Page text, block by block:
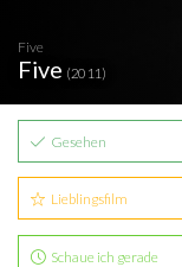
Five
Five (2011)
Gesehen
Lieblingsfilm
Schaue ich gerade